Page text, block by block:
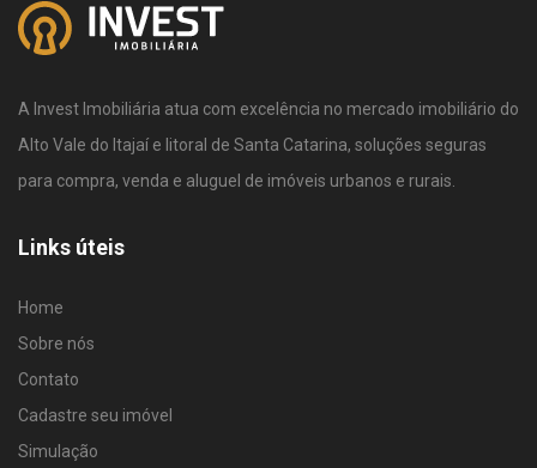
A Invest Imobiliária atua com excelência no mercado imobiliário do
Alto Vale do Itajaí e litoral de Santa Catarina, soluções seguras
para compra, venda e aluguel de imóveis urbanos e rurais.
Links úteis
Home
Sobre nós
Contato
Cadastre seu imóvel
Simulação